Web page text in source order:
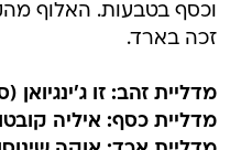
וכסף בטבעות. האלוף
זכה בארד.
מדליית זהב: זו ג'ינגיואן (סין),
מדליית כסף: איליה קובטון